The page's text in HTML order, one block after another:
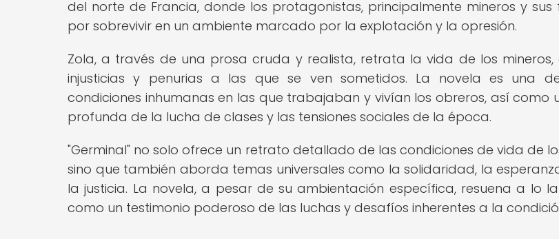
del norte de Francia, donde los protagonistas, principalmente mineros y sus
por sobrevivir en un ambiente marcado por la explotación y la opresión.
Zola, a través de una prosa cruda y realista, retrata la vida de los mineros,
injusticias y penurias a las que se ven sometidos. La novela es una
condiciones inhumanas en las que trabajaban y vivían los obreros, así como
profunda de la lucha de clases y las tensiones sociales de la época.
"Germinal" no solo ofrece un retrato detallado de las condiciones de vida de
sino que también aborda temas universales como la solidaridad, la
la justicia. La novela, a pesar de su ambientación específica, resuena a lo
como un testimonio poderoso de las luchas y desafíos inherentes a la